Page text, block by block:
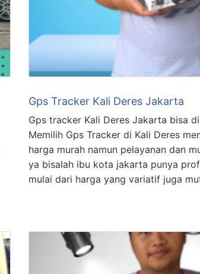
Gps Tracker Kali Deres Jakarta
Gps tracker Kali Deres Jakarta bisa
Memilih Gps Tracker di Kali Deres
harga murah namun pelayanan dan
ya bisalah ibu kota jakarta punya
mulai dari harga yang variatif juga